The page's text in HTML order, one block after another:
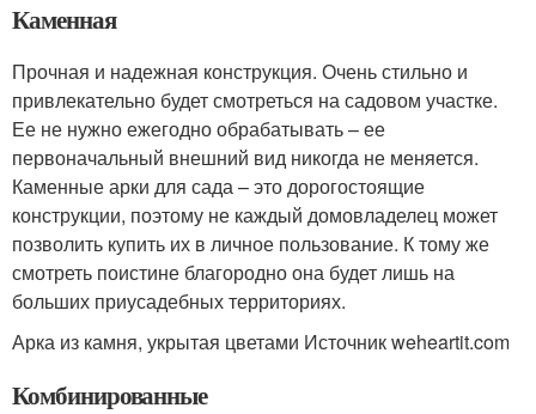
Каменная
Прочная и надежная конструкция. Очень стильно и
привлекательно будет смотреться на садовом участке.
Ее не нужно ежегодно обрабатывать – ее
первоначальный внешний вид никогда не меняется.
Каменные арки для сада – это дорогостоящие
конструкции, поэтому не каждый домовладелец может
позволить купить их в личное пользование. К тому же
смотреть поистине благородно она будет лишь на
больших приусадебных территориях.
Арка из камня, укрытая цветами Источник weheartit.com
Комбинированные